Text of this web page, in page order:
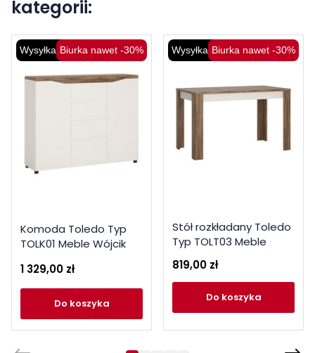
kategorii:
Wysyłka 48HBiurka nawet -30%
Komoda Toledo Typ
TOLK01 Meble Wójcik
1 329,00 zł
do koszyka
Wysyłka 48HBiurka nawet -30%
Stół rozkładany Toledo
Typ TOLT03 Meble
819,00 zł
do koszyka